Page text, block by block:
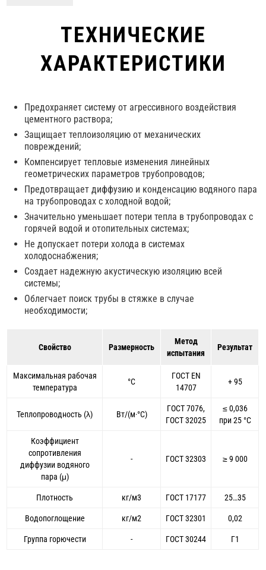
ТЕХНИЧЕСКИЕ
ХАРАКТЕРИСТИКИ
Предохраняет систему от агрессивного воздействия
цементного раствора;
Защищает теплоизоляцию от механических
повреждений;
Компенсирует тепловые изменения линейных
геометрических параметров трубопроводов;
Предотвращает диффузию и конденсацию водяного пара
на трубопроводах с холодной водой;
Значительно уменьшает потери тепла в трубопроводах с
горячей водой и отопительных системах;
Не допускает потери холода в системах
холодоснабжения;
Создает надежную акустическую изоляцию всей
системы;
Облегчает поиск трубы в стяжке в случае
необходимости;
Свойство Размерность
Метод
испытания
Результат
Максимальная рабочая
температура
°С
ГОСТ EN
14707
+ 95
Теплопроводность (λ) Вт/(м·°С)
ГОСТ 7076,
ГОСТ 32025
≤ 0,036
при 25 °С
Коэффициент
сопротивления
диффузии водяного
пара (μ)
- ГОСТ 32303 ≥ 9 000
Плотность кг/м3 ГОСТ 17177 25…35
Водопоглощение кг/м2 ГОСТ 32301 0,02
Группа горючести - ГОСТ 30244 Г1